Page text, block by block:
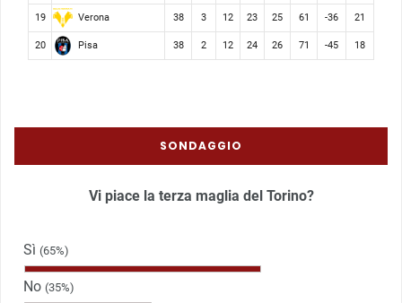
19 Verona 38 3 12 23 25 61 -36 21
20 Pisa 38 2 12 24 26 71 -45 18
SONDAGGIO
Vi piace la terza maglia del Torino?
Sì (65%)
No (35%)